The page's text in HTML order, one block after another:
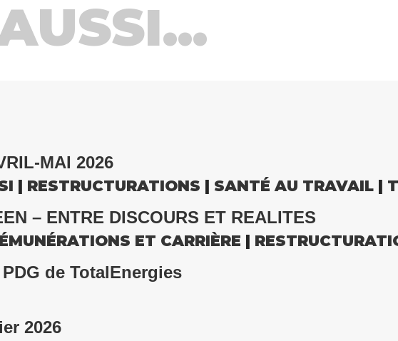
MAI 2026
| RESTRUCTURATIONS | SANTÉ AU TRAVAIL |
– ENTRE DISCOURS ET REALITES
ET CARRIÈRE |
de TotalEnergies
2026